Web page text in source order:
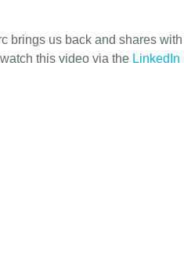
brings us back and shares
this video via the LinkedIn